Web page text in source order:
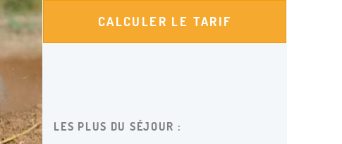
CALCULER LE TARIF
LES PLUS DU SÉJOUR :